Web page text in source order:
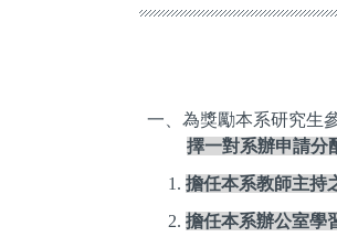
一、為獎勵本系研究生
擇一對系辦申請分
1.擔任本系教師主持
2. 擔任本系辦公室學